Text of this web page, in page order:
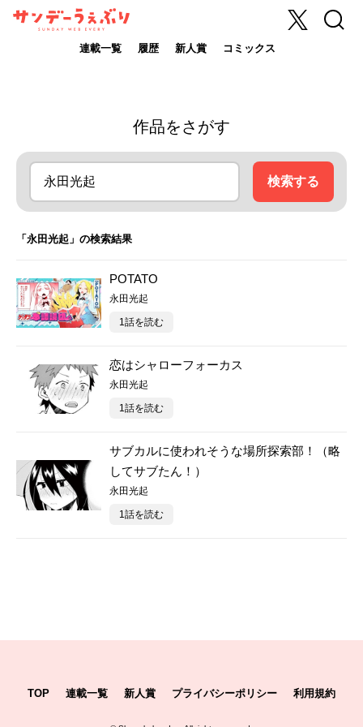
サンデーうぇ
連載一覧 履歴 新人賞 コミックス
X 検索
作品をさがす
検索する
「永田光起」の検索結果
POTATO
永田光起
1話を読む
恋はシャローフォーカス
永田光起
1話を読む
サブカルに使われそうな場所探索部！（略
してサブたん！）
永田光起
1話を読む
TOP 連載一覧 新人賞 プライバシーポリシー 利用規約